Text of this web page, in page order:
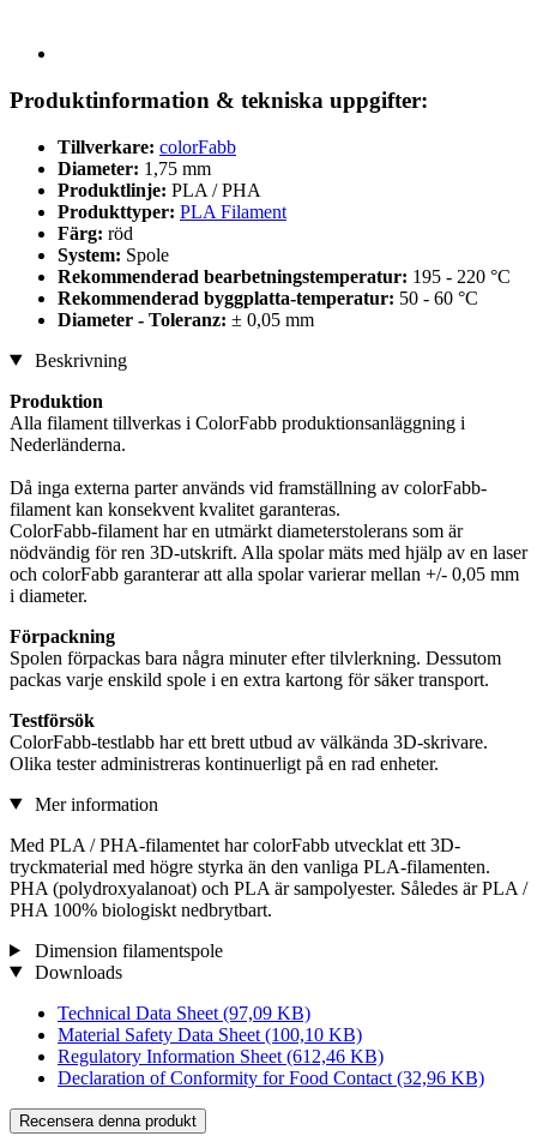
Produktinformation & tekniska uppgifter:
Tillverkare: colorFabb
Diameter: 1,75 mm
Produktlinje: PLA / PHA
Produkttyper: PLA Filament
Färg: röd
System: Spole
Rekommenderad bearbetningstemperatur: 195 - 220 °C
Rekommenderad byggplatta-temperatur: 50 - 60 °C
Diameter - Toleranz: ± 0,05 mm
Beskrivning
Produktion
Alla filament tillverkas i ColorFabb produktionsanläggning i
Nederländerna.
Då inga externa parter används vid framställning av colorFabb-
filament kan konsekvent kvalitet garanteras.
ColorFabb-filament har en utmärkt diameterstolerans som är
nödvändig för ren 3D-utskrift. Alla spolar mäts med hjälp av en laser
och colorFabb garanterar att alla spolar varierar mellan +/- 0,05 mm
i diameter.
Förpackning
Spolen förpackas bara några minuter efter tilvlerkning. Dessutom
packas varje enskild spole i en extra kartong för säker transport.
Testförsök
ColorFabb-testlabb har ett brett utbud av välkända 3D-skrivare.
Olika tester administreras kontinuerligt på en rad enheter.
Mer information
Med PLA / PHA-filamentet har colorFabb utvecklat ett 3D-
tryckmaterial med högre styrka än den vanliga PLA-filamenten.
PHA (polydroxyalanoat) och PLA är sampolyester. Således är PLA /
PHA 100% biologiskt nedbrytbart.
Dimension filamentspole
Downloads
Technical Data Sheet (97,09 KB)
Material Safety Data Sheet (100,10 KB)
Regulatory Information Sheet (612,46 KB)
Declaration of Conformity for Food Contact (32,96 KB)
Recensera denna produkt